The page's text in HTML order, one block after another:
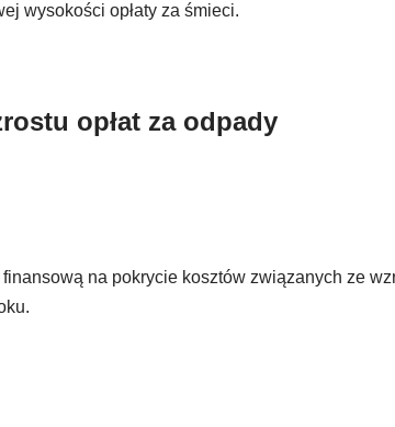
wysokości opłaty za śmieci.
opłat za odpady
na pokrycie kosztów związanych ze